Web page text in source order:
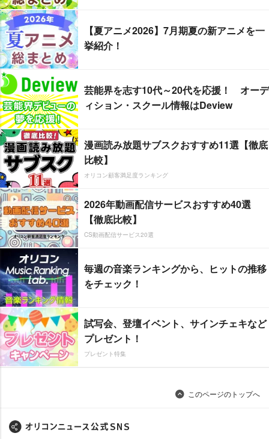
【夏アニメ2026】7月期夏の新アニメを一
挙紹介！
芸能界を志す10代～20代を応援！ オーデ
ィション・スクール情報はDeview
漫画読み放題サブスクおすすめ11選【徹底
比較】
オリコン顧客満足度ランキング
2026年動画配信サービスおすすめ40選
【徹底比較】
CS動画配信サービス20選
毎週の音楽ランキングから、ヒットの推移
をチェック！
試写会、登壇イベント、サインチェキなど
プレゼント！
プレゼント特集
このページのトップへ